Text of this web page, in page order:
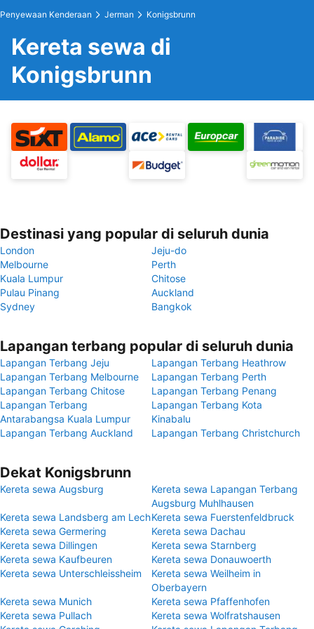
Penyewaan Kenderaan Jerman Konigsbrunn
Kereta sewa di
Konigsbrunn
Destinasi yang popular di seluruh dunia
London
Jeju-do
Melbourne
Perth
Kuala Lumpur
Chitose
Pulau Pinang
Auckland
Sydney
Bangkok
Lapangan terbang popular di seluruh dunia
Lapangan Terbang Jeju
Lapangan Terbang Heathrow
Lapangan Terbang Melbourne
Lapangan Terbang Perth
Lapangan Terbang Chitose
Lapangan Terbang Penang
Lapangan Terbang
Antarabangsa Kuala Lumpur
Lapangan Terbang Kota
Kinabalu
Lapangan Terbang Auckland
Lapangan Terbang Christchurch
Dekat Konigsbrunn
Kereta sewa Augsburg
Kereta sewa Lapangan Terbang
Augsburg Muhlhausen
Kereta sewa Landsberg am LechKereta sewa Fuerstenfeldbruck
Kereta sewa Germering
Kereta sewa Dachau
Kereta sewa Dillingen
Kereta sewa Starnberg
Kereta sewa Kaufbeuren
Kereta sewa Donauwoerth
Kereta sewa Unterschleissheim
Kereta sewa Weilheim in
Oberbayern
Kereta sewa Munich
Kereta sewa Pfaffenhofen
Kereta sewa Pullach
Kereta sewa Wolfratshausen